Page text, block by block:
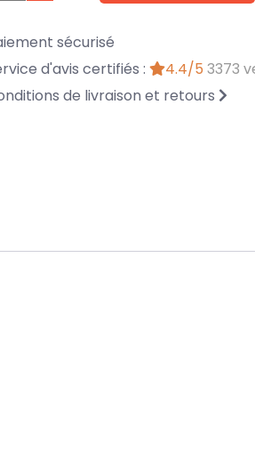
sécurisé
d'avis certifiés :
4.4/5 3373
de livraison et retours